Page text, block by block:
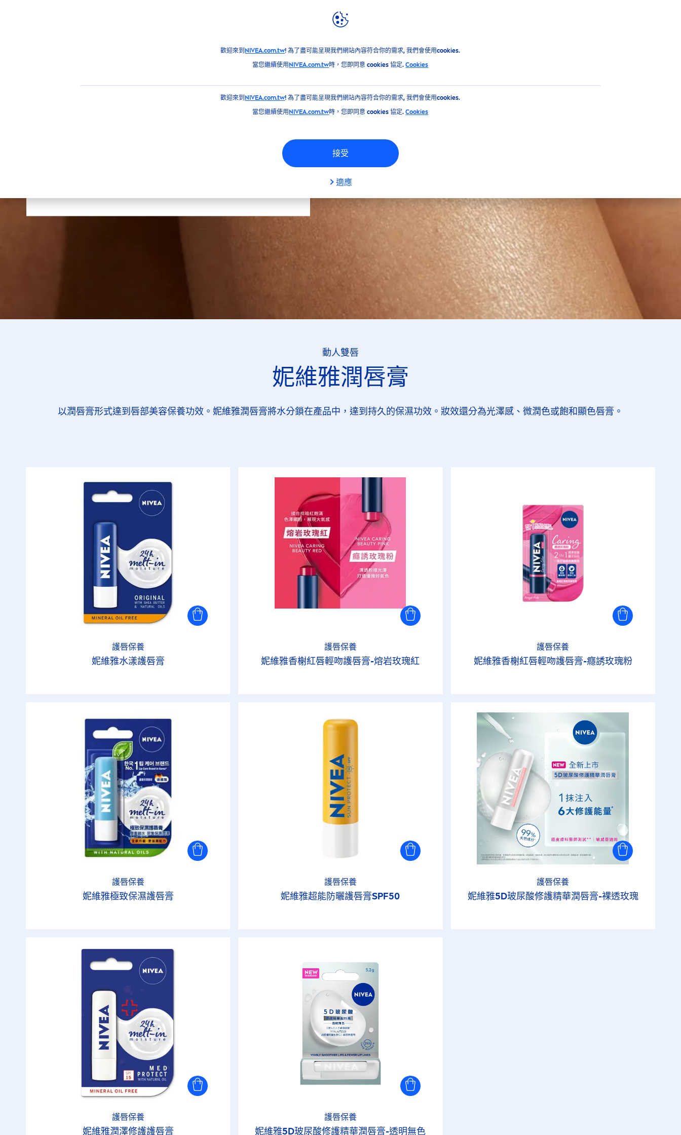
歡迎來到 NIVEA.com.tw! 為了盡可能呈現我們網站內容符合你的需求, 我們會使用cookies.
當您繼續使用 NIVEA.com.tw時，您即同意 cookies 協定.Cookies
歡迎來到 NIVEA.com.tw! 為了盡可能呈現我們網站內容符合你的需求, 我們會使用cookies.
當您繼續使用 NIVEA.com.tw時，您即同意 cookies 協定.Cookies
接受
適應
動人雙唇
妮維雅潤唇膏
以潤唇膏形式達到唇部美容保養功效。妮維雅潤唇膏將水分鎖在產品中，達到持久的保濕功效。妝效還分為光澤感、微潤色或飽和顯色唇膏。
護唇保養
妮維雅水漾護唇膏
護唇保養
妮維雅香榭紅唇輕吻護唇膏-熔岩玫瑰紅
護唇保養
妮維雅香榭紅唇輕吻護唇膏-癮誘玫瑰粉
護唇保養
妮維雅極致保濕護唇膏
護唇保養
妮維雅超能防曬護唇膏SPF50
護唇保養
妮維雅5D玻尿酸修護精華潤唇膏-裸透玫瑰
護唇保養
妮維雅潤澤修護護唇膏
護唇保養
妮維雅5D玻尿酸修護精華潤唇膏-透明無色